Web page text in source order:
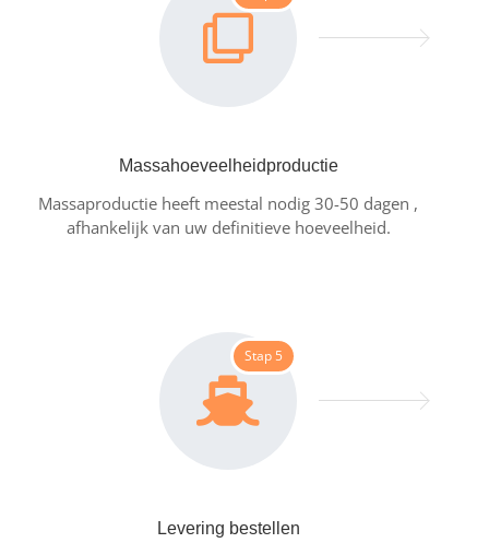
Massahoeveelheidproductie
Massaproductie heeft meestal nodig 30-50 dagen ,
afhankelijk van uw definitieve hoeveelheid.
Stap 5
Levering bestellen